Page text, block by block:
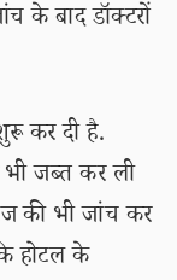
के बाद डॉक्टरों
कर दी है.
भी जब्त कर ली
की भी जांच कर
होटल के